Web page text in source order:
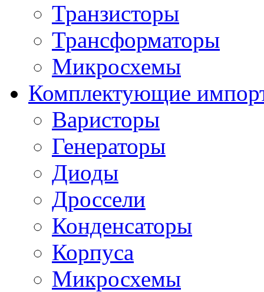
Транзисторы
Трансформаторы
Микросхемы
Комплектующие
Варисторы
Генераторы
Диоды
Дроссели
Конденсаторы
Корпуса
Микросхемы